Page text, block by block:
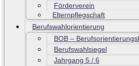
Förderverein
Elternpflegschaft
Berufswahlorientierung
BOB –
Berufswahlsiegel
Jahrgang 5 / 6